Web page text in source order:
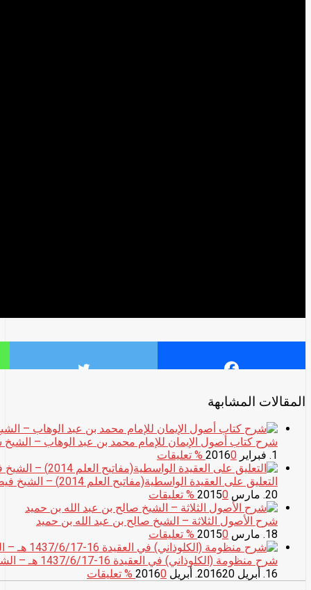
المقالات المشابهة
شرح كتاب أصول الإيمان للإمام محمد بن عبد الوهاب –
1. فبراير 2016
0
% تعليقات
التعليق على العقيدة الواسطية(مفاتيح العلم 2014) – الشيخ فيصل قزار الجاسم
20. مارس 2015
0
% تعليقات
شرح الأصول الثلاثة – الشيخ صالح بن عبد الله بن حميد
18. مارس 2015
0
% تعليقات
شرح منظومة (الكلوذاني) في العقيدة 16-1437/6/17 هـ – الشيخ وليد السعيدان
16. أبريل 2016
20. أبريل 2016 0 % تعليقات